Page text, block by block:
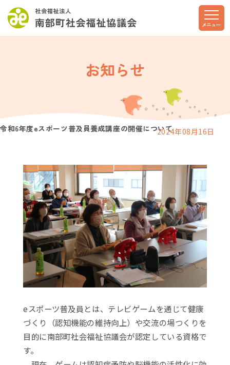
このページの本文へ
メニュー
お知らせ
令和6年度eスポーツ普及員養成講座の開催について2024年08月16日
eスポーツ普及員とは、テレビゲームを通じて健康
づくり（認知機能の維持向上）や交流の場つくりを
目的に南部町社会福祉協議会が認定している資格で
す。